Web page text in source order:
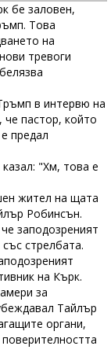
бе заловен,
Това
на
тревоги
в интервю на
пастор, който
предал
"Хм, това е
жител на щата
Робинсън.
заподозреният
стрелбата.
на Кърк.
за
Тайлър
органи,